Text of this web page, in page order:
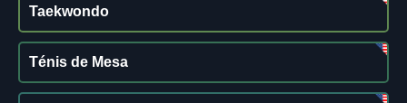
Taekwondo
Ténis de Mesa